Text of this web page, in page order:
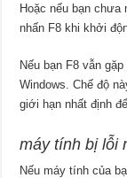
Hoặc nếu bạn
nhấn F8 khi khởi
Nếu bạn F8 vẫn
Windows. Chế độ
giới hạn nhất định
máy tính bị lỗi
Nếu máy tính của